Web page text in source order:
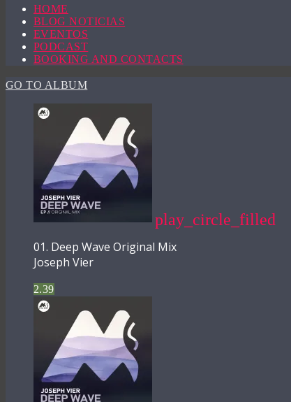
HOME
BLOG NOTICIAS
EVENTOS
PODCAST
BOOKING AND CONTACTS
GO TO ALBUM
play_circle_filled
01. Deep Wave Original Mix
Joseph Vier
2.39